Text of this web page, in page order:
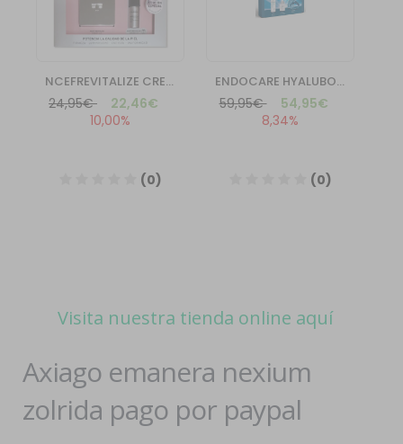
Visita nuestra tienda online aquí
Axiago emanera nexium
zolrida pago por paypal